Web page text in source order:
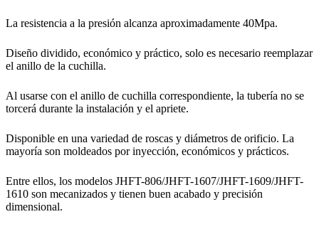
La resistencia a la presión alcanza aproximadamente 40Mpa.
Diseño dividido, económico y práctico, solo es necesario reemplazar
el anillo de la cuchilla.
Al usarse con el anillo de cuchilla correspondiente, la tubería no se
torcerá durante la instalación y el apriete.
Disponible en una variedad de roscas y diámetros de orificio. La
mayoría son moldeados por inyección, económicos y prácticos.
Entre ellos, los modelos JHFT-806/JHFT-1607/JHFT-1609/JHFT-
1610 son mecanizados y tienen buen acabado y precisión
dimensional.